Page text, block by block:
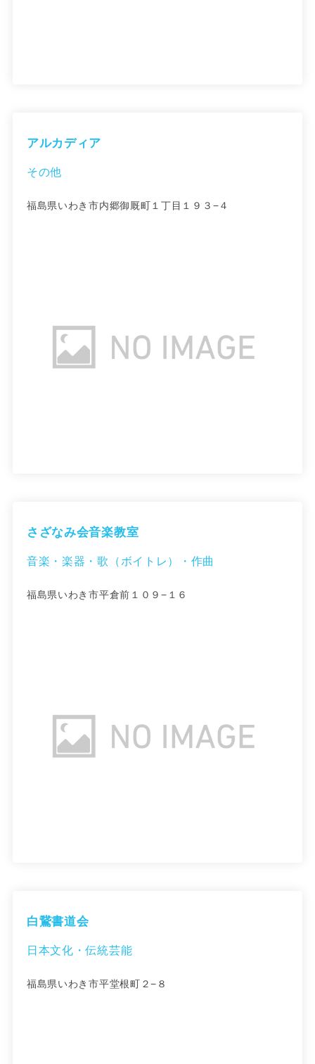
アルカディア
その他
福島県いわき市内郷御厩町１丁目１９３−４
さざなみ会音楽教室
音楽・楽器・歌（ボイトレ）・作曲
福島県いわき市平倉前１０９−１６
白鵞書道会
日本文化・伝統芸能
福島県いわき市平堂根町２−８